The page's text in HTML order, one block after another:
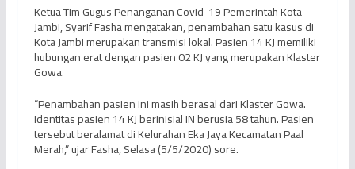
Ketua Tim Gugus Penanganan Covid-19 Pemerintah Kota
Jambi, Syarif Fasha mengatakan, penambahan satu kasus di
Kota Jambi merupakan transmisi lokal. Pasien 14 KJ memiliki
hubungan erat dengan pasien 02 KJ yang merupakan Klaster
Gowa.
“Penambahan pasien ini masih berasal dari Klaster Gowa.
Identitas pasien 14 KJ berinisial IN berusia 58 tahun. Pasien
tersebut beralamat di Kelurahan Eka Jaya Kecamatan Paal
Merah,” ujar Fasha, Selasa (5/5/2020) sore.